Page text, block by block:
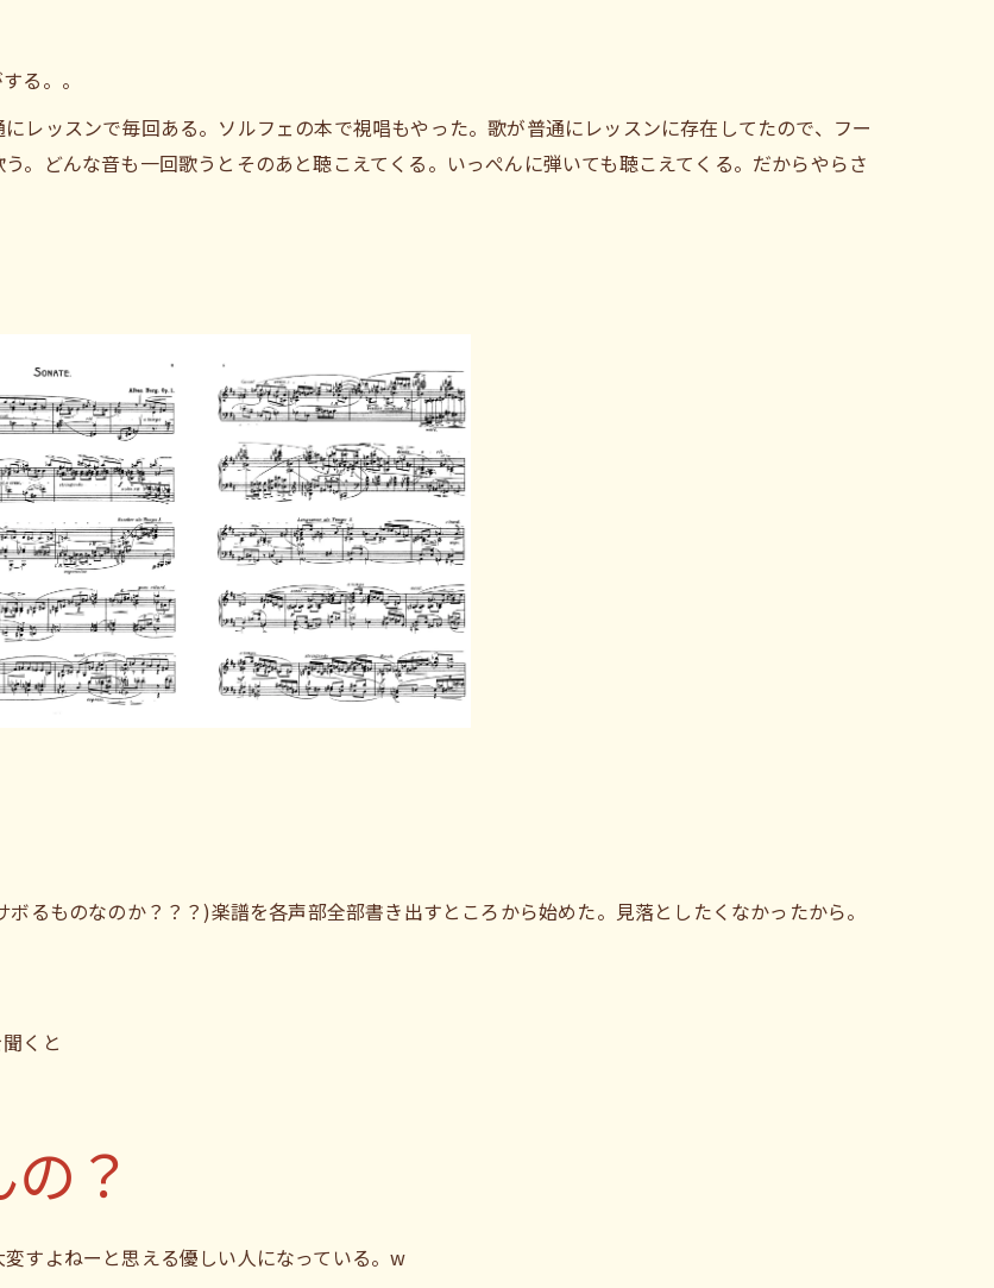
る。。
レッスンで毎回ある。ソルフェの本で視唱もやった。歌が普通にレッスンに存在してたので、フー
。どんな音も一回歌うとそのあと聴こえてくる。いっぺんに弾いても聴こえてくる。だからやらさ
るものなのか？？？)楽譜を各声部全部書き出すところから始めた。見落としたくなかったから。
くと
？
すよねーと思える優しい人になっている。w